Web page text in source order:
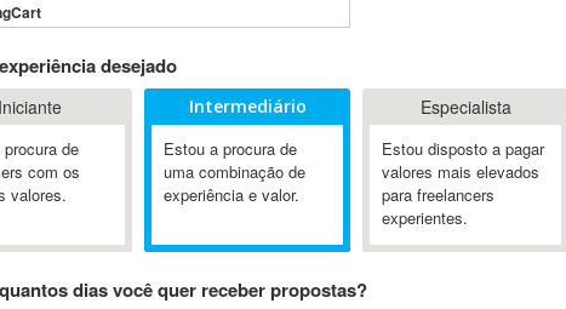
desejado
Iniciante
de
com os
valores.
Intermediário
Estou a procura de
uma combinação de
experiência e valor.
Especialista
Estou disposto a pagar
valores mais elevados
para freelancers
experientes.
dias você quer receber propostas?